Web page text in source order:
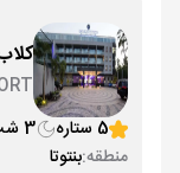
5 ستاره
3 شب
منطقه:بنتوتا